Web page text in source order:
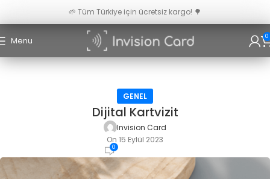
🌱 Tüm Türkiye için ücretsiz kargo! 🌳
Menu 0
GENEL
Dijital Kartvizit
Invision Card
On 15 Eylül 2023
0